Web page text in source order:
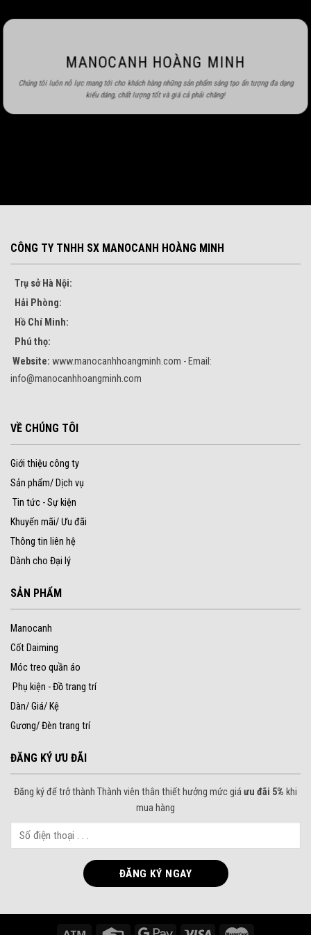
MANOCANH HOÀNG MINH
Chúng tôi luôn nỗ lực mang tới cho khách hàng những sản phẩm sáng tạo ấn tượng đa dạng
kiểu dáng, chất lượng tốt và giá cả phải chăng!
CÔNG TY TNHH SX MANOCANH HOÀNG MINH
Trụ sở Hà Nội:
Hải Phòng:
Hồ Chí Minh:
Phú thọ:
Website: www.manocanhhoangminh.com - Email:
info@manocanhhoangminh.com
VỀ CHÚNG TÔI
Giới thiệu công ty
Sản phẩm/ Dịch vụ
Tin tức - Sự kiện
Khuyến mãi/ Ưu đãi
Thông tin liên hệ
Dành cho Đại lý
SẢN PHẨM
Manocanh
Cốt Daiming
Móc treo quần áo
Phụ kiện - Đồ trang trí
Dàn/ Giá/ Kệ
Gương/ Đèn trang trí
ĐĂNG KÝ ƯU ĐÃI
Đăng ký để trở thành Thành viên thân thiết hưởng mức giáưu đãi 5% khi
mua hàng